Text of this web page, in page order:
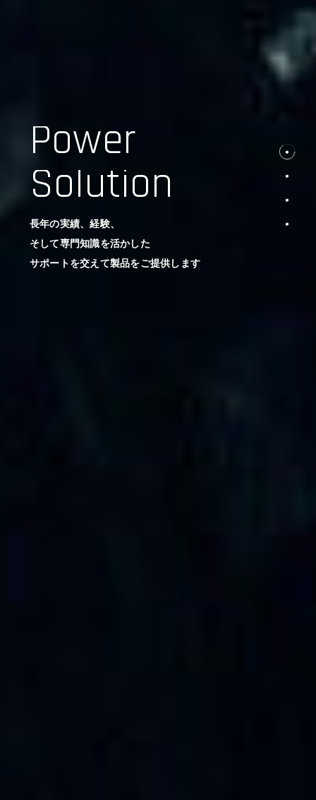
Power
Solution
長年の実績、経験、
そして専門知識を活かした
サポートを交えて製品をご提供します